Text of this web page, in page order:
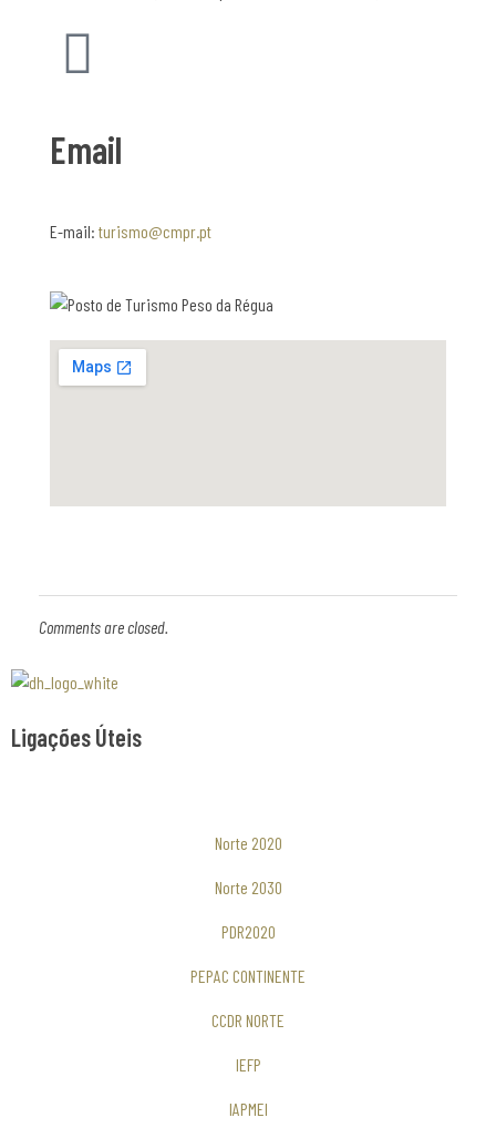
r
s
–
s
d
a
R
Email
E-mail: turismo@cmpr.pt
Comments are closed.
Ligações Úteis
Norte 2020
Norte 2030
PDR2020
PEPAC CONTINENTE
CCDR NORTE
IEFP
IAPMEI